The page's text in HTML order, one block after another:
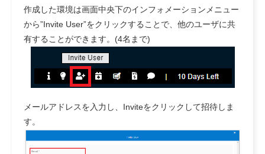
作成した環境は画面中央下のインフォメーションメニュー
から”Invite User”をクリックすることで、他のユーザに共
有することができます。(4名まで)
メールアドレスを入力し、Inviteをクリックして招待しま
す。